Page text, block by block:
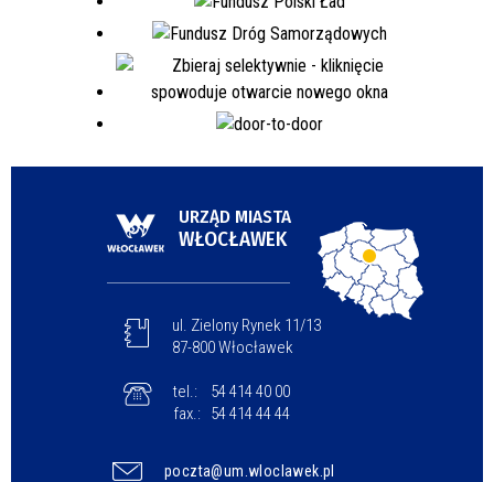
URZĄD MIASTA
WŁOCŁAWEK
ul. Zielony Rynek 11/13
87-800 Włocławek
tel.:
54 414 40 00
fax.:
54 414 44 44
poczta@um.wloclawek.pl